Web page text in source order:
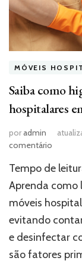
MÓVEIS
Saiba como
hospitalares
poradmin
comentário
como
móveis
em
SP
Tempo de
Aprenda
móveis
evitando
e desinfectar
são fatores